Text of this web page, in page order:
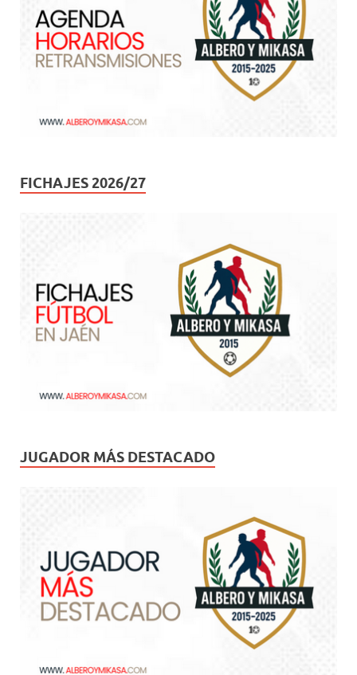
FICHAJES 2026/27
JUGADOR MÁS DESTACADO